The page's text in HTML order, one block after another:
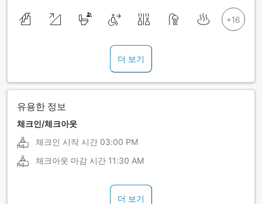
더 보기
유용한 정보
체크인/체크아웃
체크인 시작 시간 03:00 PM
체크아웃 마감 시간 11:30 AM
더 보기